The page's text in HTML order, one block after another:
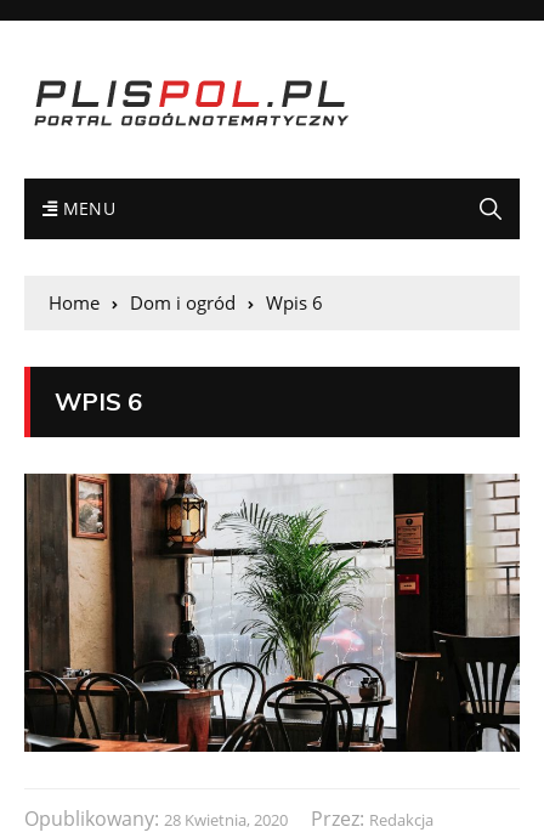
MENU
Home Dom i ogród Wpis 6
WPIS 6
Opublikowany: 28 Kwietnia, 2020 Przez: Redakcja